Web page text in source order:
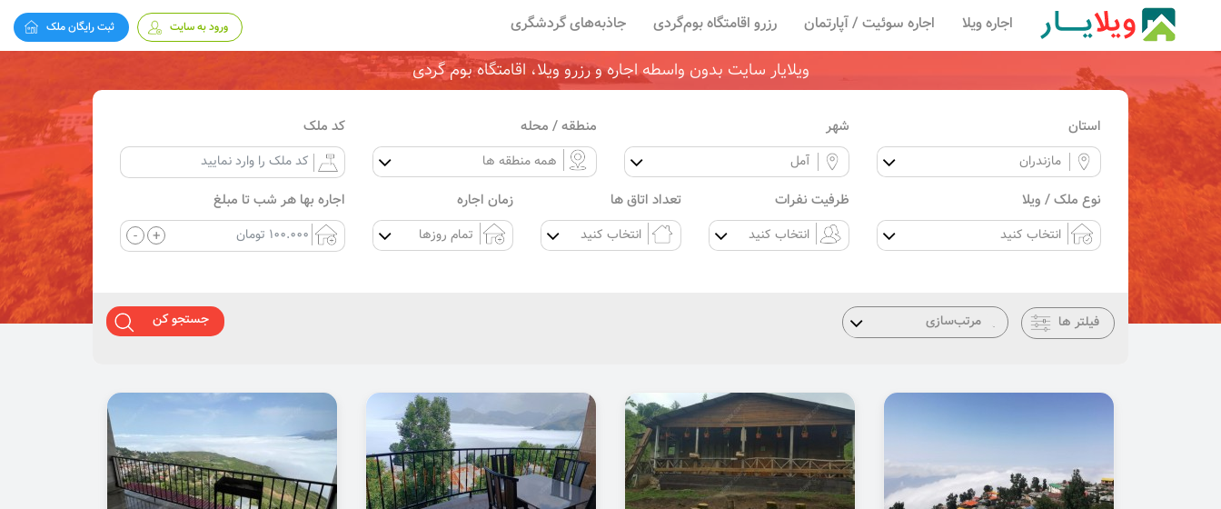
اجاره ویلا اجاره سوئیت / آپارتمان رزرو اقامتگاه بوم‌گردی جاذبه‌های گردشگری ورود به سایت ثبت رایگان ملک
ویلایار سایت بدون واسطه اجاره و رزرو ویلا، اقامتگاه بوم گردی
استان شهر منطقه / محله کد ملک
نوع ملک / ویلا ظرفیت نفرات تعداد اتاق ها زمان اجاره
اجاره بها هر شب تا مبلغ
+
-
فیلتر ها جستجو کن